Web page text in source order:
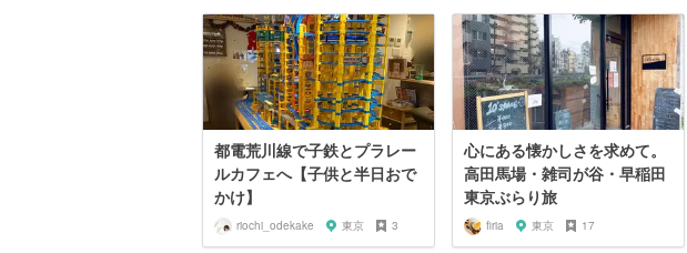
都電荒川線で子鉄とプラレー
ルカフェへ【子供と半日おで
かけ】
riochi_odekake 東京 3
心にある懐かしさを求めて。
高田馬場・雑司が谷・早稲田
東京ぶらり旅
firia 東京 17